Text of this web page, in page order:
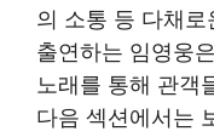
의 소통 등 다채로
출연하는 임영웅
노래를 통해 관객
다음 섹션에서는